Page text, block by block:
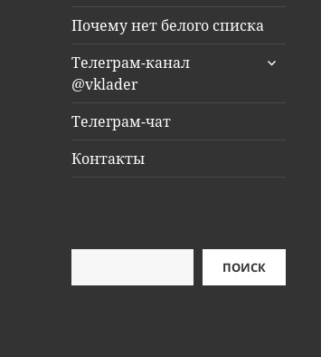
Почему нет белого списка
Телеграм-канал
@vklader
раскрыть
Телеграм-чат
Контакты
ПОИСК